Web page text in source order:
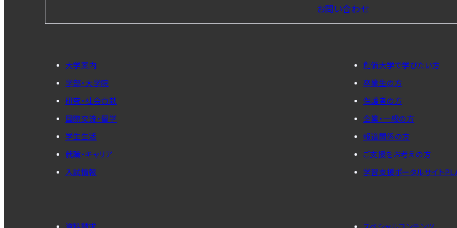
お問い合わせ
大学案内
学部・大学院
研究・社会貢献
国際交流・留学
学生生活
就職・キャリア
入試情報
創価大学で学びたい方
卒業生の方
保護者の方
企業・一般の方
報道関係の方
ご支援をお考えの方
学習支援ポータルサイト